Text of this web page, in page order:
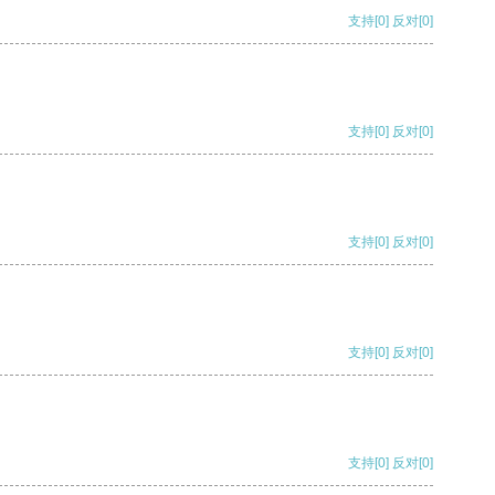
支持[0] 反对[0]
支持[0] 反对[0]
支持[0] 反对[0]
支持[0] 反对[0]
支持[0] 反对[0]